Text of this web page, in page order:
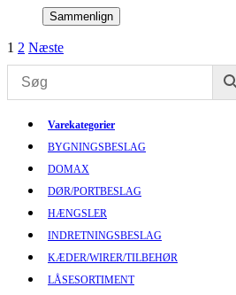
Sammenlign
1 2 Næste
Varekategorier
BYGNINGSBESLAG
DOMAX
DØR/PORTBESLAG
HÆNGSLER
INDRETNINGSBESLAG
KÆDER/WIRER/TILBEHØR
LÅSESORTIMENT